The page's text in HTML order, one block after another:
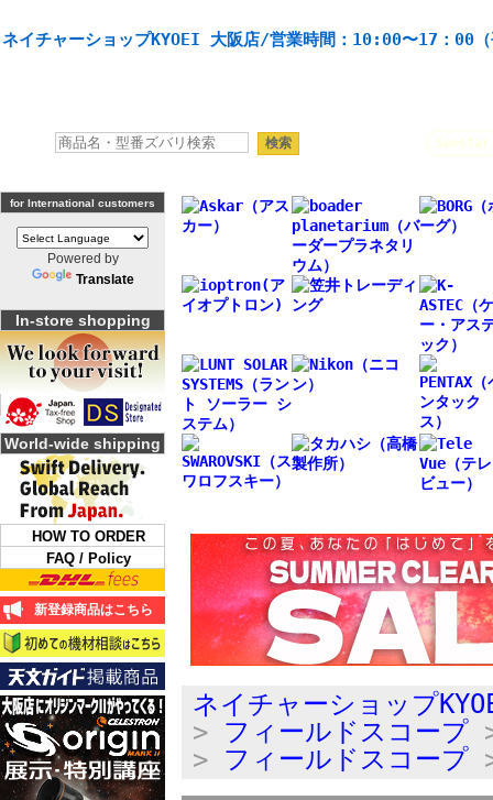
ネイチャーショップKYOEI 大阪店/営業時間：10:00〜17：00（
Seestar
for International customers
Powered by
Translate
In-store shopping
World-wide shipping
HOW TO ORDER
FAQ / Policy
新登録商品はこちら
ネイチャーショップ
> フィールドスコープ
> フィールドスコープ